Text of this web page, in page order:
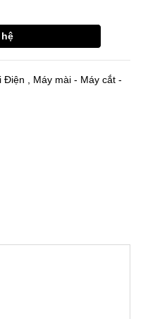
Điện
Máy mài - Máy cắt -